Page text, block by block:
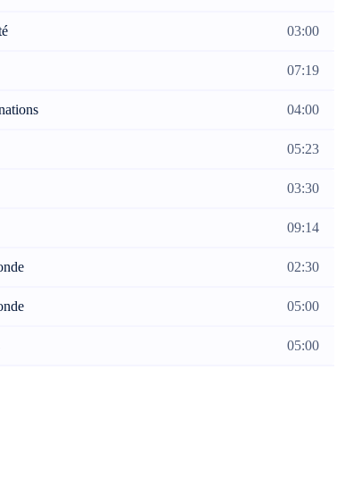
03:00
07:19
04:00
05:23
03:30
09:14
02:30
05:00
05:00